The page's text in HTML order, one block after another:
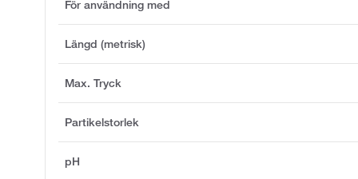
För användning med
Längd (metrisk)
Max. Tryck
Partikelstorlek
pH